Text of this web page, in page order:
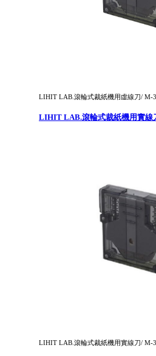
LIHIT LAB.滾輪式裁紙機用虛線刀/ M-
LIHIT LAB.滾輪式裁紙機用實線
LIHIT LAB.滾輪式裁紙機用實線刀/ M-